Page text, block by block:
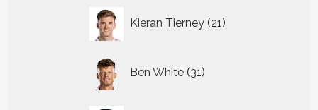
Kieran Tierney 21
producten
Ben White 31
producten